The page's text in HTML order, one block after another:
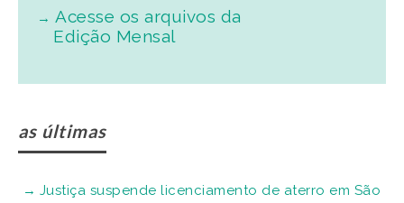
Acesse os arquivos da
Edição Mensal
as últimas
Justiça suspende licenciamento de aterro em São